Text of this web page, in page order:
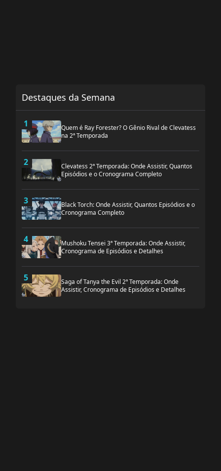
Destaques da Semana
1
Quem é Ray Forester? O Gênio Rival de Clevatess
na 2ª Temporada
2
Clevatess 2ª Temporada: Onde Assistir, Quantos
Episódios e o Cronograma Completo
3
Black Torch: Onde Assistir, Quantos Episódios e o
Cronograma Completo
4
Mushoku Tensei 3ª Temporada: Onde Assistir,
Cronograma de Episódios e Detalhes
5
Saga of Tanya the Evil 2ª Temporada: Onde
Assistir, Cronograma de Episódios e Detalhes